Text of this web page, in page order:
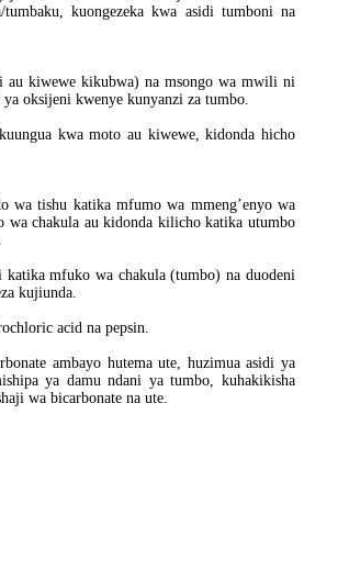
kuongezeka kwa asidi tumboni na
au kiwewe kikubwa) na msongo wa mwili ni
oksijeni kwenye kunyanzi za tumbo.
kwa moto au kiwewe, kidonda hicho
wa tishu katika mfumo wa mmeng’enyo wa
chakula au kidonda kilicho katika utumbo
mfuko wa chakula (tumbo) na duodeni
kujiunda.
acid na pepsin.
ambayo hutema ute, huzimua asidi ya
ya damu ndani ya tumbo, kuhakikisha
wa bicarbonate na ute.